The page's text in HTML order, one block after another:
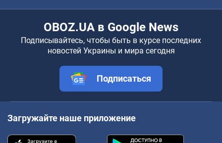
OBOZ.UA в Google News
Подписывайтесь, чтобы быть в курсе последних
новостей Украины и мира сегодня
Подписаться
Загружайте наше приложение